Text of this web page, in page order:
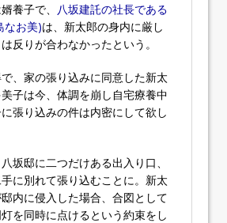
養子で、
八坂建託の社長である
なお美)は、新太郎の身内に厳し
反りが合わなかったという。
、家の張り込みに同意した新太
子は今、体調を崩し自宅療養中
張り込みの件は内密にして欲し
坂邸に二つだけある出入り口、
に別れて張り込むことに。新太
内に侵入した場合、合図として
を同時に点けるという約束をし